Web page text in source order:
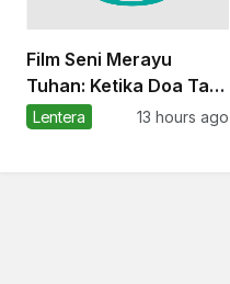
Film Seni Merayu
Tuhan: Ketika Doa Tak
Lagi Sekadar Meminta
Lentera 13 hours ago